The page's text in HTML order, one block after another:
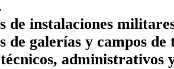
de instalaciones
de galerías y campos
administrativos